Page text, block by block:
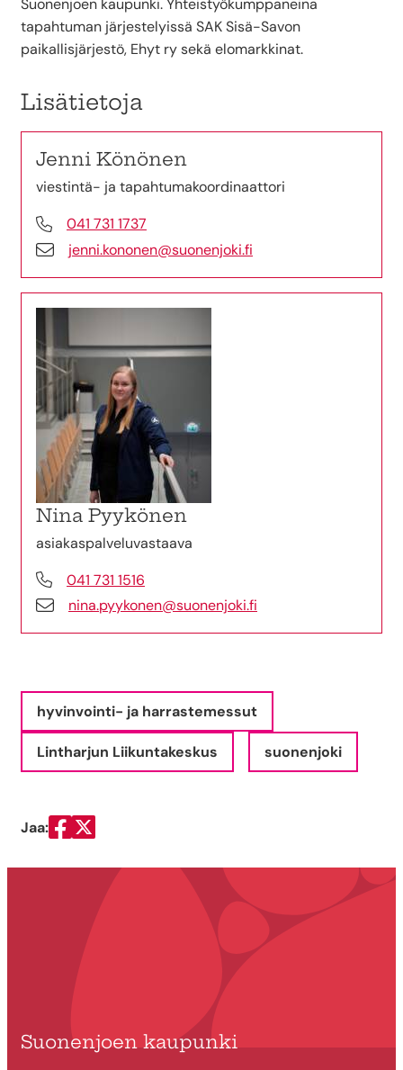
Suonenjoen kaupunki. Yhteistyökumppaneina
tapahtuman järjestelyissä SAK Sisä-Savon
paikallisjärjestö, Ehyt ry sekä elomarkkinat.
Lisätietoja
Jenni Könönen
viestintä- ja tapahtumakoordinaattori
041 731 1737
jenni.kononen@suonenjoki.fi
Nina Pyykönen
asiakaspalveluvastaava
041 731 1516
nina.pyykonen@suonenjoki.fi
hyvinvointi- ja harrastemessut
Lintharjun Liikuntakeskus suonenjoki
Jaa:
Jaa Facebookissa
Jaa Twitterissä
Suonenjoen kaupunki